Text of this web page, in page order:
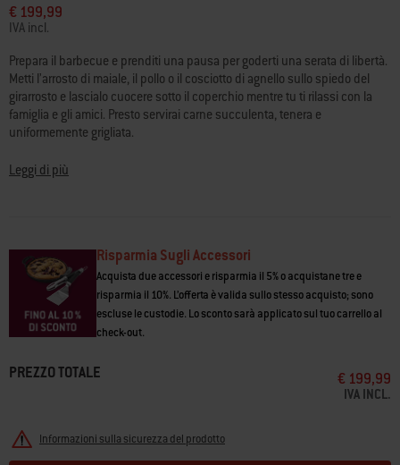
su
5
,
valore
di
valutazione
medio.
Read
9
Reviews.
link
alla
€ 199,99
IVA incl.
Prepara il barbecue e prenditi una pausa per goderti una serata di libertà.
Metti l’arrosto di maiale, il pollo o il cosciotto di agnello sullo spiedo del
girarrosto e lascialo cuocere sotto il coperchio mentre tu ti rilassi con la
famiglia e gli amici. Presto servirai carne succulenta, tenera e
uniformemente grigliata.
Leggi di più
Risparmia Sugli Accessori
Acquista due accessori e risparmia il 5% o acquistane tre e
risparmia il 10%. L’offerta è valida sullo stesso acquisto; sono
escluse le custodie. Lo sconto sarà applicato sul tuo carrello al
check-out.
PREZZO TOTALE € 199,99
IVA INCL.
Informazioni sulla sicurezza del prodotto